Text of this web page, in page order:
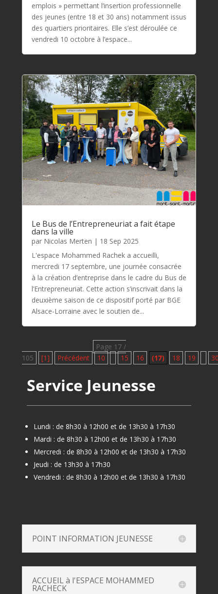
emplois » permettant l’insertion professionnelle
des jeunes (entre 18 et 30 ans) notamment issus
des quartiers prioritaires. Elle s’est déroulée ce
vendredi 10 octobre à l’espace...
Le Bus de l’Entrepreneuriat a fait étape
dans la ville
par Nicolas Merten | 18 Sep 2025
L'espace Mohammed Rachek a accueilli,
mercredi 17 septembre, une journée consacrée
à la création d’entreprise dans le cadre du Bus de
l’Entrepreneuriat. Cette action s’inscrivait dans la
deuxième saison de ce dispositif porté par BGE
Alsace-Lorraine avec le soutien de...
Page 17 /
105
[1] Précédent 10 15 16 (17) 18 19
Service Jeunesse
Lundi : de 8h30 à 12h00 et de 13h30 à 17h30
Mardi : de 8h30 à 12h00 et de 13h30 à 17h30
Mercredi : de 8h30 à 12h00 et de 13h30 à 17h30
Jeudi : de 13h30 à 17h30
Vendredi : de 8h30 à 12h00 et de 13h30 à 17h30
POINT INFORMATION JEUNESSE
ACCUEIL à l'ESPACE MOHAMMED
RACHECK